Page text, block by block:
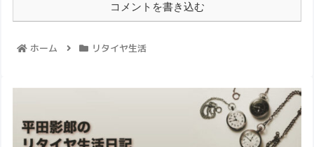
コメントを書き込む
ホーム リタイヤ生活